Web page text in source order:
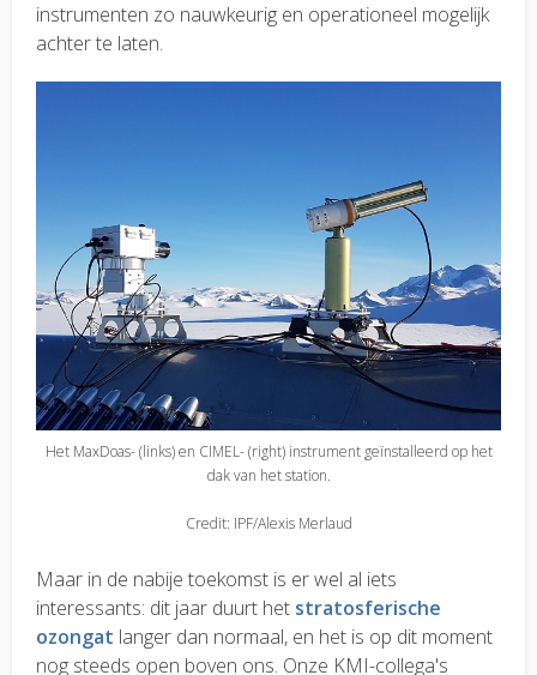
instrumenten zo nauwkeurig en operationeel mogelijk
achter te laten.
Het MaxDoas- (links) en CIMEL- (right) instrument geïnstalleerd op het
dak van het station.
Credit: IPF/Alexis Merlaud
Maar in de nabije toekomst is er wel al iets
interessants: dit jaar duurt het stratosferische
ozongat langer dan normaal, en het is op dit moment
nog steeds open boven ons. Onze KMI-collega's